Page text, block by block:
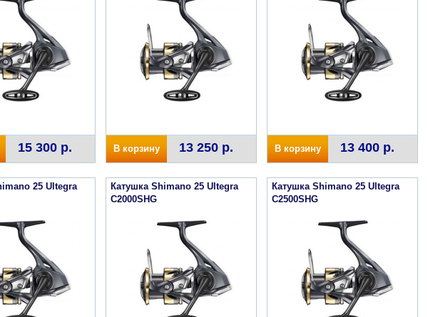
15 300 р. В корзину 13 250 р. В корзину 13 400 р.
25 Ultegra
Катушка Shimano 25 Ultegra
C2000SHG
Катушка Shimano 25 Ultegra
C2500SHG